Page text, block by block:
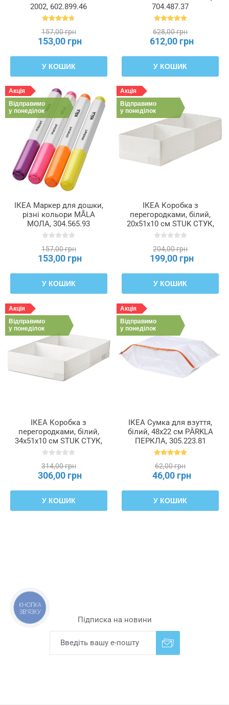
2002, 602.899.46
157,00 грн
153,00 грн
У КОШИК
704.487.37
628,00 грн
612,00 грн
У КОШИК
Акція
Відправимо
у понеділок
ІКЕА Маркер для дошки,
різні кольори MÅLA
МОЛА, 304.565.93
157,00 грн
153,00 грн
У КОШИК
Акція
Відправимо
у понеділок
ІКЕА Коробка з
перегородками, білий,
20x51x10 см STUK СТУК,
604.744.30
204,00 грн
199,00 грн
У КОШИК
Акція
Відправимо
у понеділок
ІКЕА Коробка з
перегородками, білий,
34x51x10 см STUK СТУК,
904.744.38
314,00 грн
306,00 грн
У КОШИК
Акція
Відправимо
у понеділок
ІКЕА Сумка для взуття,
білий, 48x22 см PÄRKLA
ПЕРКЛА, 305.223.81
62,00 грн
46,00 грн
У КОШИК
Підписка на новини
КНОПКА
ЗВ'ЯЗКУ